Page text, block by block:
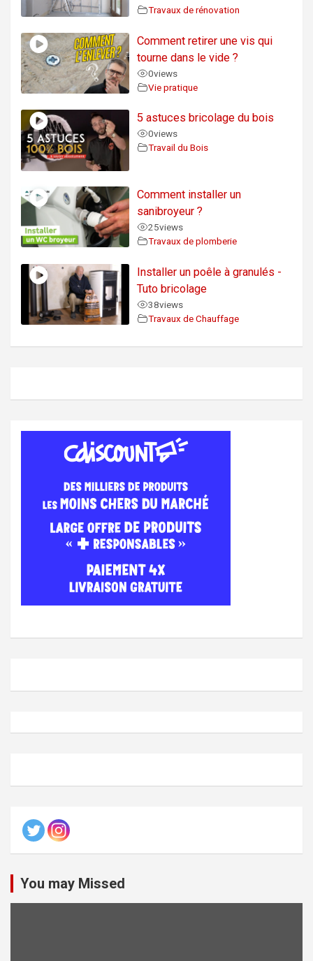
Travaux de rénovation
Comment retirer une vis qui
tourne dans le vide ?
0views
Vie pratique
5 astuces bricolage du bois
0views
Travail du Bois
Comment installer un
sanibroyeur ?
25views
Travaux de plomberie
Installer un poêle à granulés -
Tuto bricolage
38views
Travaux de Chauffage
You may Missed